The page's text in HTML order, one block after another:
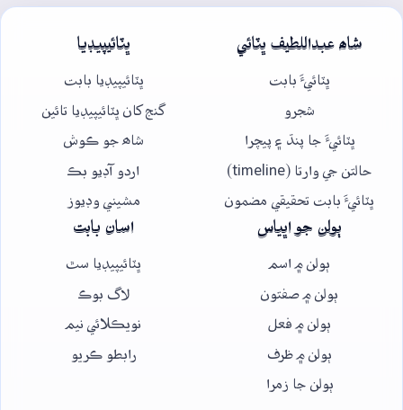
شاھ عبداللطيف ڀٽائي
ڀٽائيءَ بابت
شجرو
ڀٽائيءَ جا پنڌ ۽ پيچرا
حالتن جي وارتا (timeline)
ڀٽائيءَ بابت تحقيقي مضمون
ڀٽائيپيڊيا
ڀٽائيپيڊيا بابت
گنج کان ڀٽائيپيڊيا تائين
شاھ جو ڪوش
اردو آڊيو بڪ
مشيني وڊيوز
ٻولن جو اڀياس
ٻولن ۾ اسم
ٻولن ۾ صفتون
ٻولن ۾ فعل
ٻولن ۾ ظرف
ٻولن جا زمرا
اسان بابت
ڀٽائيپيڊيا سٿ
لاگ بوڪ
نويڪلائي نيم
رابطو ڪريو